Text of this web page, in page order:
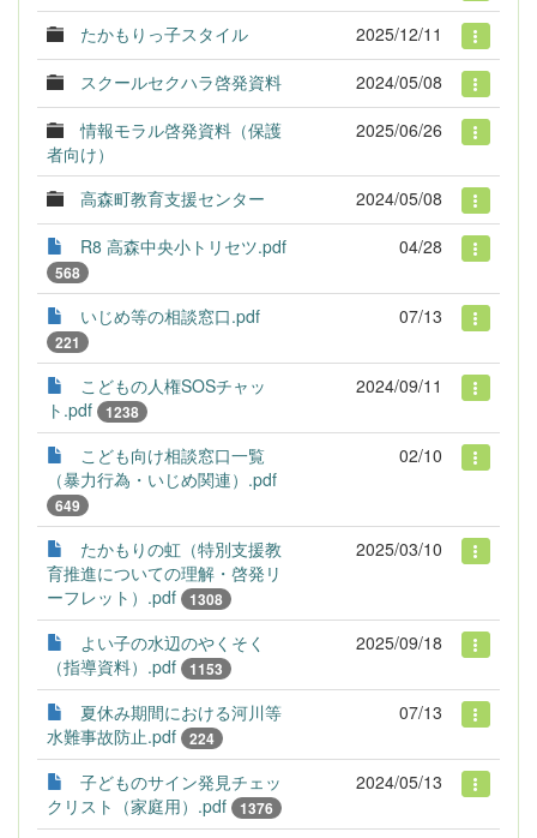
たかもりっ子スタイル
2025/12/11
スクールセクハラ啓発資料
2024/05/08
情報モラル啓発資料（保護
者向け）
2025/06/26
高森町教育支援センター
2024/05/08
R8 高森中央小トリセツ.pdf
568
04/28
いじめ等の相談窓口.pdf
221
07/13
こどもの人権SOSチャッ
ト.pdf
1238
2024/09/11
こども向け相談窓口一覧
（暴力行為・いじめ関連）.pdf
649
02/10
たかもりの虹（特別支援教
育推進についての理解・啓発リ
ーフレット）.pdf
1308
2025/03/10
よい子の水辺のやくそく
（指導資料）.pdf
1153
2025/09/18
夏休み期間における河川等
水難事故防止.pdf
224
07/13
子どものサイン発見チェッ
クリスト（家庭用）.pdf
1376
2024/05/13